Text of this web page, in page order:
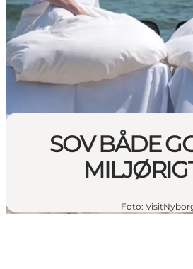
SOV BÅDE
Foto: